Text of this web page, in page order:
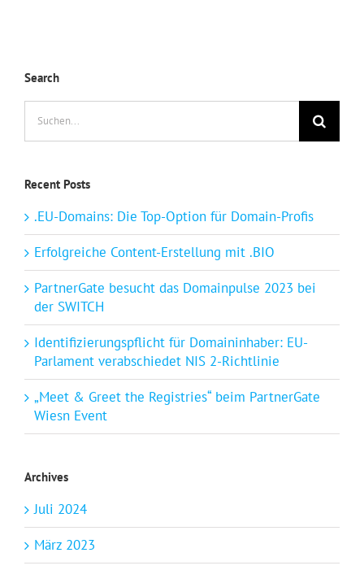
Search
nach:
Recent Posts
.EU-Domains: Die Top-Option für Domain-Profis
Erfolgreiche Content-Erstellung mit .BIO
PartnerGate besucht das Domainpulse 2023 bei
der SWITCH
Identifizierungspflicht für Domaininhaber: EU-
Parlament verabschiedet NIS 2-Richtlinie
„Meet & Greet the Registries“ beim PartnerGate
Wiesn Event
Archives
Juli 2024
März 2023